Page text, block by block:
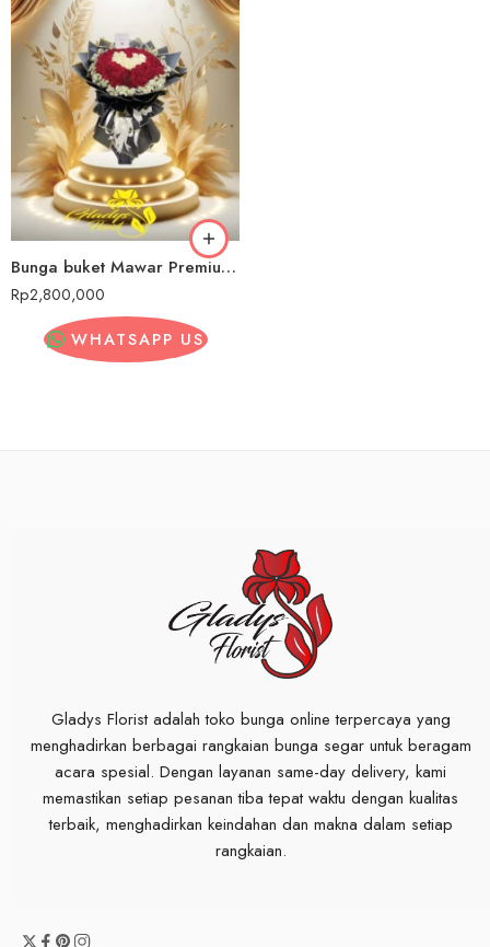
Bunga buket Mawar Premium Seruyan
Rp2,800,000
WHATSAPP US
Gladys Florist adalah toko bunga online terpercaya yang
menghadirkan berbagai rangkaian bunga segar untuk beragam
acara spesial. Dengan layanan same-day delivery, kami
memastikan setiap pesanan tiba tepat waktu dengan kualitas
terbaik, menghadirkan keindahan dan makna dalam setiap
rangkaian.